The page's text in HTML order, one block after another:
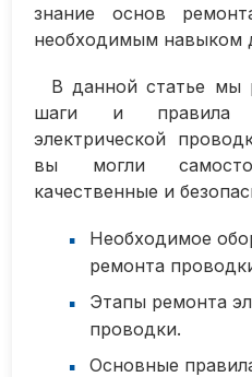
знание основ
необходимым навыком
В данной статье мы
шаги и правила
электрической
вы могли
качественные и
Необходимое
ремонта
Этапы ремонта
проводки.
Основные